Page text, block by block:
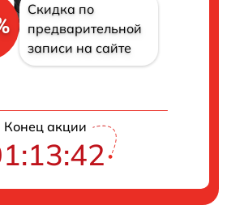
Скидка по
предварительной
записи на сайте
Конец акции